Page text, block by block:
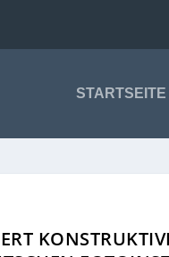
STARTSEITE